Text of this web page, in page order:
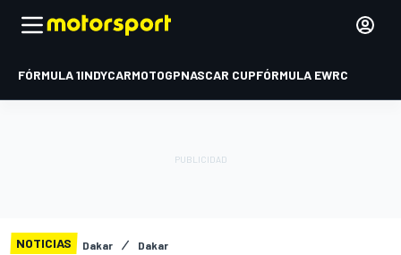
FÓRMULA 1INDYCARMOTOGPNASCAR CUPFÓRMULA EWRC
NOTICIAS Dakar Dakar